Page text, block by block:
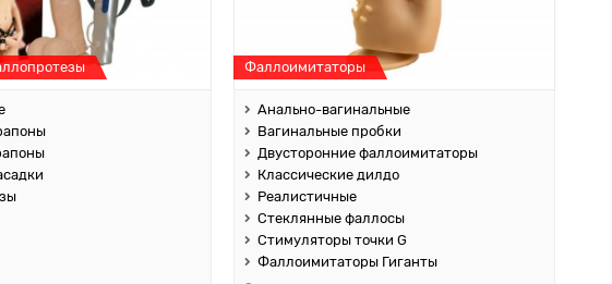
Фаллоимитаторы
Анально-вагинальные
Вагинальные пробки
Двусторонние фаллоимитаторы
Классические дилдо
Реалистичные
Стеклянные фаллосы
Стимуляторы точки G
Фаллоимитаторы Гиганты